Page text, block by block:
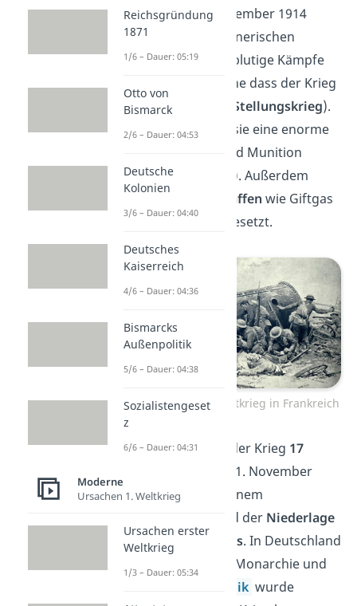
Thronfolger. Ab September 1914
lieferten sich die gegnerischen
Soldaten über Jahre blutige Kämpfe
an der Frontlinie, ohne dass der Krieg
wirklich voran ging (
Stellungskrieg).
Dabei verbrauchten sie eine enorme
Menge an Waffen und Munition
Materialschlachten
). Außerdem
Moderne Waffen wie Giftgas
zum ersten Mal eingesetzt.
Soldaten im Ersten Weltkrieg in Frankreich
Insgesamt forderte der Krieg 17
. Am 11. November
1918 endete er mit einem
und derNiederlage
des Deutschen Reichs. In Deutschland
zerfiel daraufhin die Monarchie und
Weimarer Republik wurde
Reichsgründung
1871
1/6 – Dauer: 05:19
Otto von
Bismarck
2/6 – Dauer: 04:53
Deutsche
Kolonien
3/6 – Dauer: 04:40
Deutsches
Kaiserreich
4/6 – Dauer: 04:36
Bismarcks
Außenpolitik
5/6 – Dauer: 04:38
Sozialistengeset
z
6/6 – Dauer: 04:31
Moderne
Ursachen 1. Weltkrieg
Ursachen erster
Weltkrieg
1/3 – Dauer: 05:34